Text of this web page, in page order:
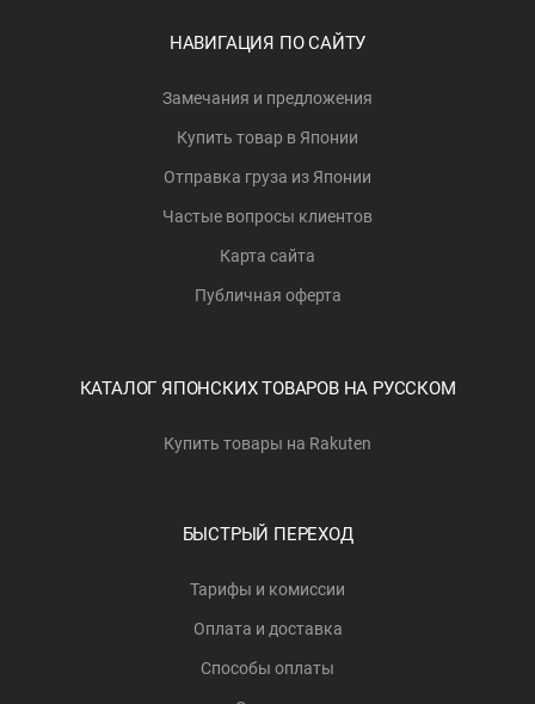
НАВИГАЦИЯ ПО САЙТУ
Замечания и предложения
Купить товар в Японии
Отправка груза из Японии
Частые вопросы клиентов
Карта сайта
Публичная оферта
КАТАЛОГ ЯПОНСКИХ ТОВАРОВ НА РУССКОМ
Купить товары на Rakuten
БЫСТРЫЙ ПЕРЕХОД
Тарифы и комиссии
Оплата и доставка
Способы оплаты